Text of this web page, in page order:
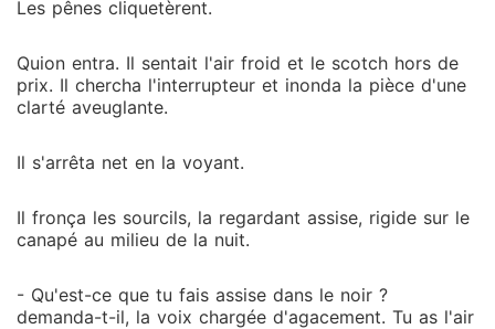
Les pênes cliquetèrent.
Quion entra. Il sentait l'air froid et le scotch hors de
prix. Il chercha l'interrupteur et inonda la pièce d'une
clarté aveuglante.
Il s'arrêta net en la voyant.
Il fronça les sourcils, la regardant assise, rigide sur le
canapé au milieu de la nuit.
- Qu'est-ce que tu fais assise dans le noir ?
demanda-t-il, la voix chargée d'agacement. Tu as l'air